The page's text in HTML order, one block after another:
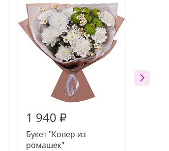
1 940 ₽
Букет "Ковер из
ромашек"